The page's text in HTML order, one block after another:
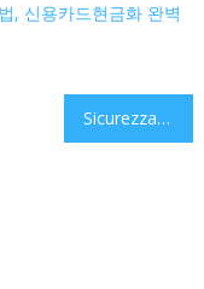
, 신용카드현금화 완벽
Sicurezza, trasparenza e valore: come riconoscere i veri migliori casino non AAMS